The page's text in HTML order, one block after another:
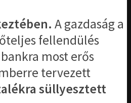
A gazdaság a
fellendülés
most erős
tervezett
süllyesztett